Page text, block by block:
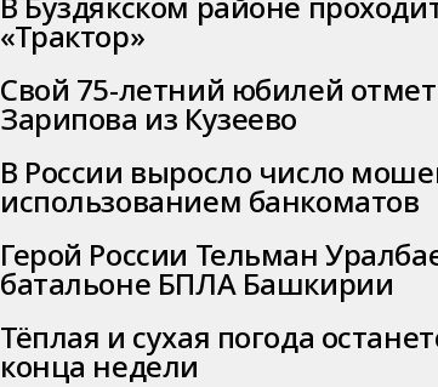
«Трактор»
Свой 75-летний юбилей
Зарипова из Кузеево
В России выросло число
использованием банкоматов
Герой России Тельман
батальоне БПЛА Башкирии
Тёплая и сухая погода
конца недели